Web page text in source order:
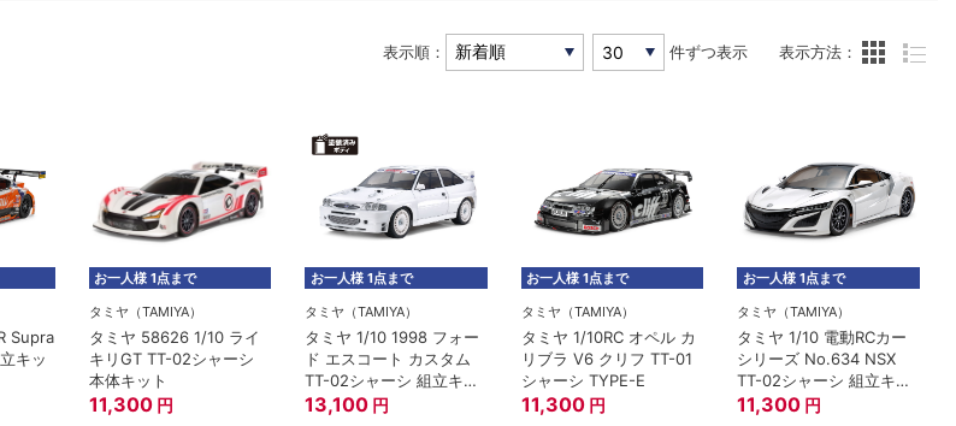
表示順： 件ずつ表示 表示方法：
Supra
キッ
お一人様 1点まで
タミヤ（TAMIYA）
タミヤ 58626 1/10 ライ
キリGT TT-02シャーシ
本体キット
11,300 円
お一人様 1点まで
タミヤ（TAMIYA）
タミヤ 1/10 1998 フォー
ド エスコート カスタム
TT-02シャーシ 組立キッ
ト
13,100 円
お一人様 1点まで
タミヤ（TAMIYA）
タミヤ 1/10RC オペル カ
リブラ V6 クリフ TT-01
シャーシ TYPE-E
11,300 円
お一人様 1点まで
タミヤ（TAMIYA）
タミヤ 1/10 電動RCカー
シリーズ No.634 NSX
TT-02シャーシ 組立キッ
ト
11,300 円